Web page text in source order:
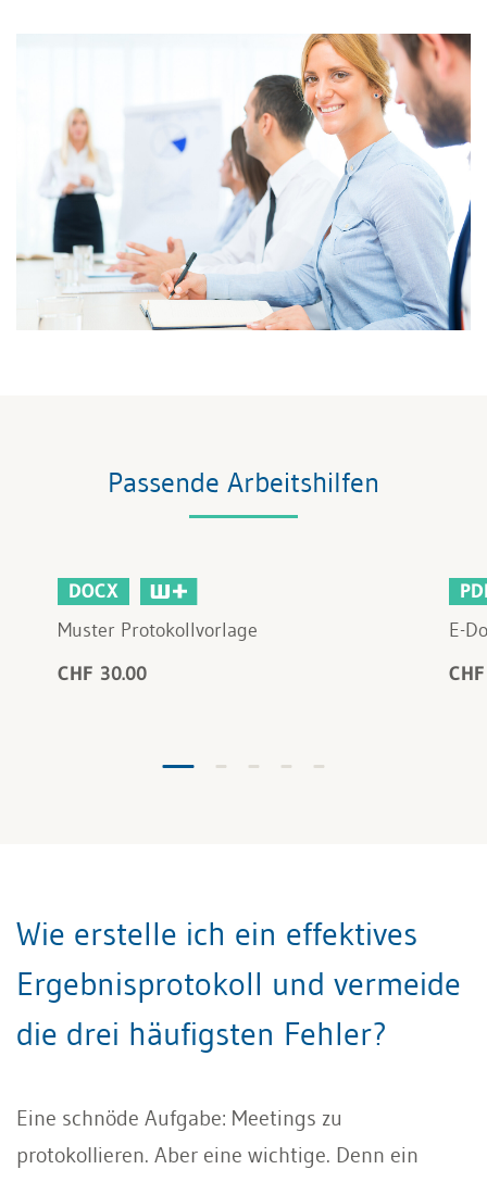
Passende Arbeitshilfen
DOCX
Muster Protokollvorlage
CHF 30.00
E-
Wie erstelle ich ein effektives
Ergebnisprotokoll und vermeide
die drei häufigsten Fehler?
Eine schnöde Aufgabe: Meetings zu
protokollieren. Aber eine wichtige. Denn ein